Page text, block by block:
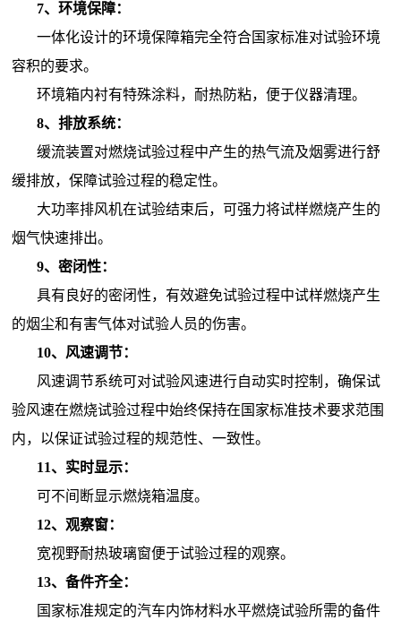
7、环境保障：
一体化设计的环境保障箱完全符合国家标准对试验环境
容积的要求。
环境箱内衬有特殊涂料，耐热防粘，便于仪器清理。
8、排放系统：
缓流装置对燃烧试验过程中产生的热气流及烟雾进行舒
缓排放，保障试验过程的稳定性。
大功率排风机在试验结束后，可强力将试样燃烧产生的
烟气快速排出。
9、密闭性：
具有良好的密闭性，有效避免试验过程中试样燃烧产生
的烟尘和有害气体对试验人员的伤害。
10、风速调节：
风速调节系统可对试验风速进行自动实时控制，确保试
验风速在燃烧试验过程中始终保持在国家标准技术要求范围
内，以保证试验过程的规范性、一致性。
11、实时显示：
可不间断显示燃烧箱温度。
12、观察窗：
宽视野耐热玻璃窗便于试验过程的观察。
13、备件齐全：
国家标准规定的汽车内饰材料水平燃烧试验所需的备件